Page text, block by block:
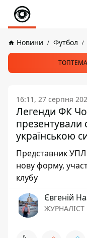
Новини Футбол
16:11, 27 серпня
Легенди ФК
презентували
українською
Представник
нову форму,
клубу
Євгеній
ЖУРНАЛІСТ